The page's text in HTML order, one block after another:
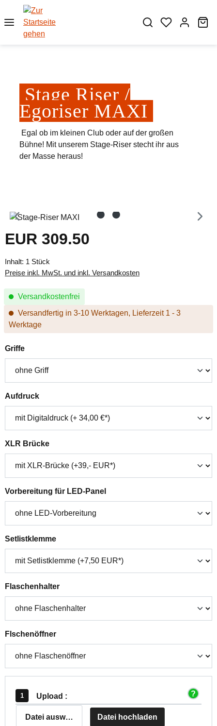
Zum Hauptinhalt springen
Stage Riser /
Egoriser MAXI
Egal ob im kleinen Club oder auf der großen
Bühne! Mit unserem Stage-Riser stecht ihr aus
der Masse heraus!
Bildergalerie überspringen
Regulärer Preis:
EUR 309.50
Inhalt: 1 Stück
Preise inkl. MwSt. und inkl. Versandkosten
Versandkostenfrei
Versandfertig in 3-10 Werktagen, Lieferzeit 1 - 3
Werktage
Griffeauswählen
Aufdruckauswählen
XLR Brückeauswählen
Vorbereitung für LED-Panelauswählen
Setlistklemmeauswählen
Flaschenhalterauswählen
Flschenöffnerauswählen
Upload :
Datei auswählen Datei hochladen